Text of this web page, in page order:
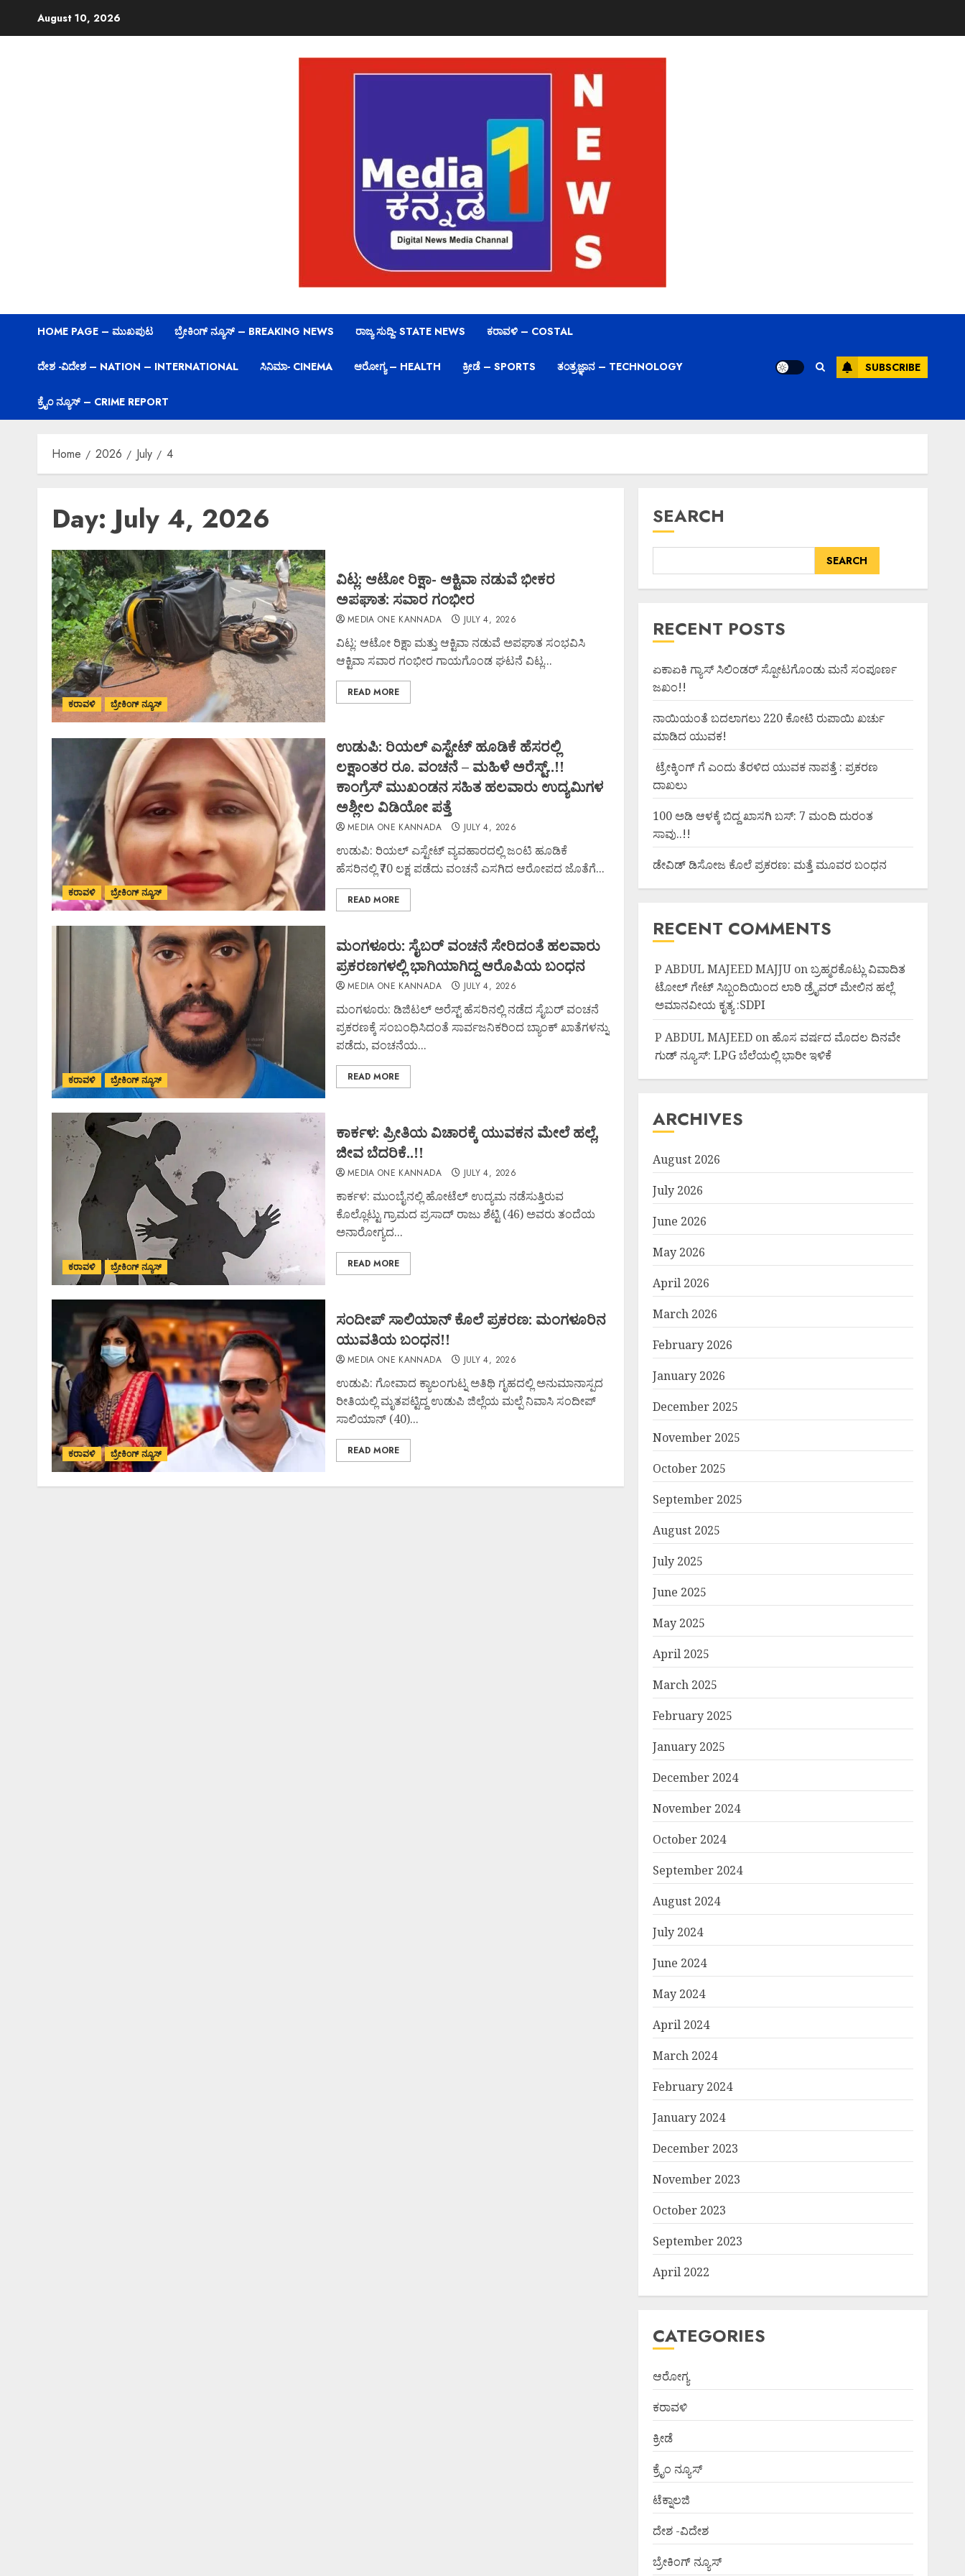
August 10, 2026
HOME PAGE – ಮುಖಪುಟ ಬ್ರೇಕಿಂಗ್ ನ್ಯೂಸ್ – BREAKING NEWS ರಾಜ್ಯ ಸುದ್ದಿ- STATE NEWS ಕರಾವಳಿ – COSTAL
ದೇಶ -ವಿದೇಶ – NATION – INTERNATIONAL ಸಿನಿಮಾ- CINEMA ಆರೋಗ್ಯ – HEALTH ಕ್ರೀಡೆ – SPORTS ತಂತ್ರಜ್ಞಾನ – TECHNOLOGY
ಕ್ರೈಂ ನ್ಯೂಸ್ – CRIME REPORT
SUBSCRIBE
Home 2026 July 4
Day:July 4, 2026
ಕರಾವಳಿ ಬ್ರೇಕಿಂಗ್ ನ್ಯೂಸ್
ವಿಟ್ಲ: ಆಟೋ ರಿಕ್ಷಾ- ಆಕ್ಟಿವಾ ನಡುವೆ ಭೀಕರ
ಅಪಘಾತ: ಸವಾರ ಗಂಭೀರ
MEDIA ONE KANNADA JULY 4, 2026
ವಿಟ್ಲ: ಆಟೋ ರಿಕ್ಷಾ ಮತ್ತು ಆಕ್ಟಿವಾ ನಡುವೆ ಅಪಘಾತ ಸಂಭವಿಸಿ
ಆಕ್ಟಿವಾ ಸವಾರ ಗಂಭೀರ ಗಾಯಗೊಂಡ ಘಟನೆ ವಿಟ್ಲ...
READ MORE
ಕರಾವಳಿ ಬ್ರೇಕಿಂಗ್ ನ್ಯೂಸ್
ಉಡುಪಿ: ರಿಯಲ್ ಎಸ್ಟೇಟ್ ಹೂಡಿಕೆ ಹೆಸರಲ್ಲಿ
ಲಕ್ಷಾಂತರ ರೂ. ವಂಚನೆ – ಮಹಿಳೆ ಅರೆಸ್ಟ್..!!
ಕಾಂಗ್ರೆಸ್ ಮುಖಂಡನ ಸಹಿತ ಹಲವಾರು ಉದ್ಯಮಿಗಳ
ಅಶ್ಲೀಲ ವಿಡಿಯೋ ಪತ್ತೆ
MEDIA ONE KANNADA JULY 4, 2026
ಉಡುಪಿ: ರಿಯಲ್ ಎಸ್ಟೇಟ್ ವ್ಯವಹಾರದಲ್ಲಿ ಜಂಟಿ ಹೂಡಿಕೆ
ಹೆಸರಿನಲ್ಲಿ ₹70 ಲಕ್ಷ ಪಡೆದು ವಂಚನೆ ಎಸಗಿದ ಆರೋಪದ ಜೊತೆಗೆ...
READ MORE
ಕರಾವಳಿ ಬ್ರೇಕಿಂಗ್ ನ್ಯೂಸ್
ಮಂಗಳೂರು: ಸೈಬರ್ ವಂಚನೆ ಸೇರಿದಂತೆ ಹಲವಾರು
ಪ್ರಕರಣಗಳಲ್ಲಿ ಭಾಗಿಯಾಗಿದ್ದ ಆರೊಪಿಯ ಬಂಧನ
MEDIA ONE KANNADA JULY 4, 2026
ಮಂಗಳೂರು: ಡಿಜಿಟಲ್ ಅರೆಸ್ಟ್ ಹೆಸರಿನಲ್ಲಿ ನಡೆದ ಸೈಬರ್ ವಂಚನೆ
ಪ್ರಕರಣಕ್ಕೆ ಸಂಬಂಧಿಸಿದಂತೆ ಸಾರ್ವಜನಿಕರಿಂದ ಬ್ಯಾಂಕ್ ಖಾತೆಗಳನ್ನು
ಪಡೆದು, ವಂಚನೆಯ...
READ MORE
ಕರಾವಳಿ ಬ್ರೇಕಿಂಗ್ ನ್ಯೂಸ್
ಕಾರ್ಕಳ: ಪ್ರೀತಿಯ ವಿಚಾರಕ್ಕೆ ಯುವಕನ ಮೇಲೆ ಹಲ್ಲೆ,
ಜೀವ ಬೆದರಿಕೆ..!!
MEDIA ONE KANNADA JULY 4, 2026
ಕಾರ್ಕಳ: ಮುಂಬೈನಲ್ಲಿ ಹೋಟೆಲ್ ಉದ್ಯಮ ನಡೆಸುತ್ತಿರುವ
ಕೊಲ್ಲೊಟ್ಟು ಗ್ರಾಮದ ಪ್ರಸಾದ್ ರಾಜು ಶೆಟ್ಟಿ (46) ಅವರು ತಂದೆಯ
ಅನಾರೋಗ್ಯದ...
READ MORE
ಕರಾವಳಿ ಬ್ರೇಕಿಂಗ್ ನ್ಯೂಸ್
ಸಂದೀಪ್ ಸಾಲಿಯಾನ್ ಕೊಲೆ ಪ್ರಕರಣ: ಮಂಗಳೂರಿನ
ಯುವತಿಯ ಬಂಧನ!!
MEDIA ONE KANNADA JULY 4, 2026
ಉಡುಪಿ: ಗೋವಾದ ಕ್ಯಾಲಂಗುಟ್ನ ಅತಿಥಿ ಗೃಹದಲ್ಲಿ ಅನುಮಾನಾಸ್ಪದ
ರೀತಿಯಲ್ಲಿ ಮೃತಪಟ್ಟಿದ್ದ ಉಡುಪಿ ಜಿಲ್ಲೆಯ ಮಲ್ಪೆ ನಿವಾಸಿ ಸಂದೀಪ್
ಸಾಲಿಯಾನ್ (40)...
READ MORE
SEARCH
SEARCH
RECENT POSTS
ಏಕಾಏಕಿ ಗ್ಯಾಸ್ ಸಿಲಿಂಡರ್ ಸ್ಪೋಟಗೊಂಡು ಮನೆ ಸಂಪೂರ್ಣ
ಜಖಂ!!
ನಾಯಿಯಂತೆ ಬದಲಾಗಲು 220 ಕೋಟಿ ರುಪಾಯಿ ಖರ್ಚು
ಮಾಡಿದ ಯುವಕ!
ಟ್ರೇಕ್ಕಿಂಗ್ ಗೆ ಎಂದು ತೆರಳಿದ ಯುವಕ ನಾಪತ್ತೆ : ಪ್ರಕರಣ
ದಾಖಲು
100 ಅಡಿ ಆಳಕ್ಕೆ ಬಿದ್ದ ಖಾಸಗಿ ಬಸ್: 7 ಮಂದಿ ದುರಂತ
ಸಾವು..!!
ಡೇವಿಡ್ ಡಿಸೋಜ ಕೊಲೆ ಪ್ರಕರಣ: ಮತ್ತೆ ಮೂವರ ಬಂಧನ
RECENT COMMENTS
P ABDUL MAJEED MAJJUonಬ್ರಹ್ಮರಕೊಟ್ಲು ವಿವಾದಿತ
ಟೋಲ್ ಗೇಟ್ ಸಿಬ್ಬಂದಿಯಿಂದ ಲಾರಿ ಡ್ರೈವರ್ ಮೇಲಿನ ಹಲ್ಲೆ
ಅಮಾನವೀಯ ಕೃತ್ಯ :SDPI
P ABDUL MAJEEDon ಹೊಸ ವರ್ಷದ ಮೊದಲ ದಿನವೇ
ಗುಡ್ ನ್ಯೂಸ್: LPG ಬೆಲೆಯಲ್ಲಿ ಭಾರೀ ಇಳಿಕೆ
ARCHIVES
August 2026
July 2026
June 2026
May 2026
April 2026
March 2026
February 2026
January 2026
December 2025
November 2025
October 2025
September 2025
August 2025
July 2025
June 2025
May 2025
April 2025
March 2025
February 2025
January 2025
December 2024
November 2024
October 2024
September 2024
August 2024
July 2024
June 2024
May 2024
April 2024
March 2024
February 2024
January 2024
December 2023
November 2023
October 2023
September 2023
April 2022
CATEGORIES
ಆರೋಗ್ಯ
ಕರಾವಳಿ
ಕ್ರೀಡೆ
ಕ್ರೈಂ ನ್ಯೂಸ್
ಟೆಕ್ನಾಲಜಿ
ದೇಶ -ವಿದೇಶ
ಬ್ರೇಕಿಂಗ್ ನ್ಯೂಸ್